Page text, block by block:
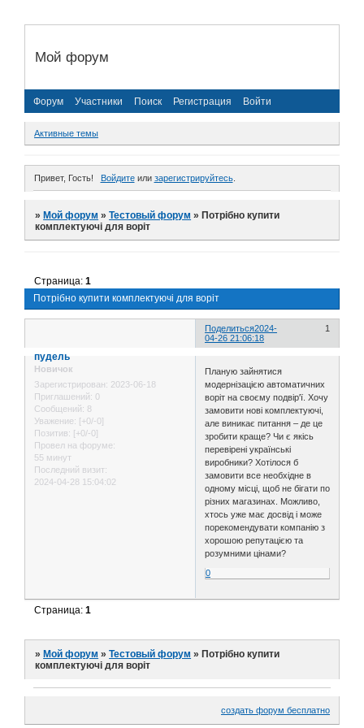
Мой форум
Форум Участники Поиск Регистрация Войти
Активные темы
Привет, Гость! Войдитеили зарегистрируйтесь.
»Мой форум »Тестовый форум »Потрібно купити
комплектуючі для воріт
Потрібно купити комплектуючі для воріт
Страница:1
Поделиться 1
2024-
04-26 21:06:18
пудель
Новичок
Зарегистрирован: 2023-06-18
Приглашений: 0
Сообщений: 8
Уважение: [+0/-0]
Позитив: [+0/-0]
Провел на форуме:
55 минут
Последний визит:
2024-04-28 15:04:02
Планую зайнятися
модернізацією автоматичних
воріт на своєму подвір'ї. Хочу
замовити нові комплектуючі,
але виникає питання – де це
зробити краще? Чи є якісь
перевірені українські
виробники? Хотілося б
замовити все необхідне в
одному місці, щоб не бігати по
різних магазинах. Можливо,
хтось уже має досвід і може
порекомендувати компанію з
хорошою репутацією та
розумними цінами?
0
Страница:1
» Мой форум »Тестовый форум » Потрібно купити
комплектуючі для воріт
создать форум бесплатно